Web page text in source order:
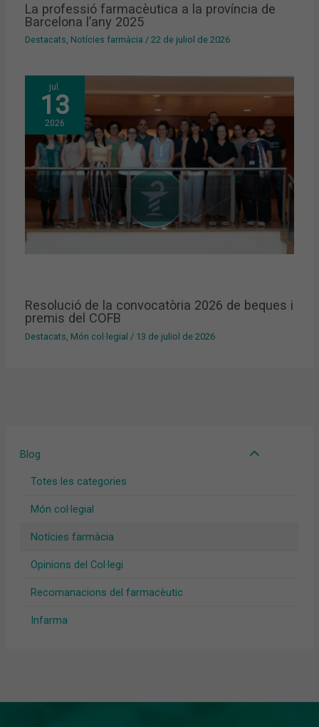
Blog
Totes les categories
Món col·legial
Notícies farmàcia
Opinions del Col·legi
Recomanacions del farmacèutic
Infarma
La professió farmacèutica a la província de
Barcelona l’any 2025
Destacats, Notícies farmàcia /22 de juliol de 2026
jul.
13
2026
Resolució de la convocatòria 2026 de beques i
premis del COFB
Destacats Món col·legial / 13 de juliol de 2026